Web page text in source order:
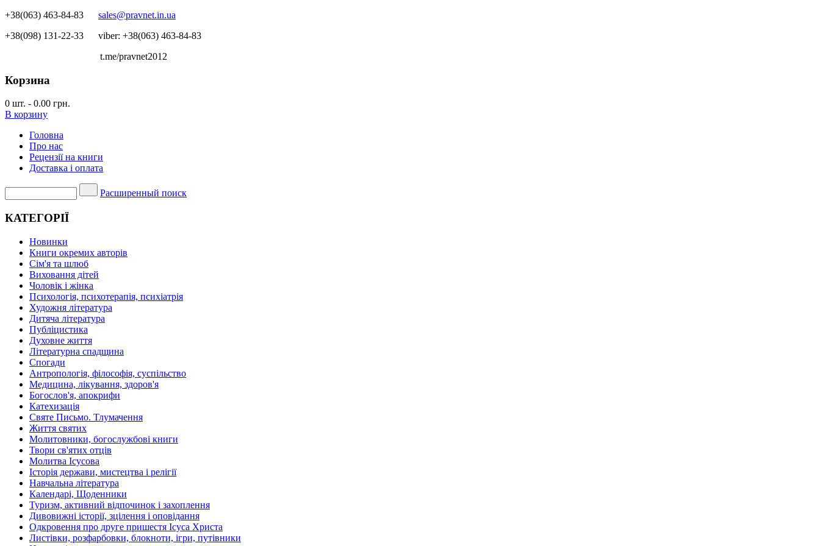
+38(063) 463-84-83 sales@pravnet.in.ua
+38(098) 131-22-33 viber: +38(063) 463-84-83
t.me/pravnet2012
Корзина
0 шт. - 0.00 грн.
В корзину
Головна
Про нас
Рецензії на книги
Доставка і оплата
Расширенный поиск
КАТЕГОРІЇ
Новинки
Книги окремих авторів
Сім'я та шлюб
Виховання дітей
Чоловік і жінка
Психологія, психотерапія, психіатрія
Художня література
Дитяча література
Публіцистика
Духовне життя
Літературна спадщина
Спогади
Антропологія, філософія, суспільство
Медицина, лікування, здоров'я
Богослов'я, апокрифи
Катехизація
Святе Письмо. Тлумачення
Життя святих
Молитовники, богослужбові книги
Твори св'ятих отців
Молитва Ісусова
Історія держави, мистецтва і релігії
Навчальна література
Календарі, Щоденники
Туризм, активний відпочинок і захоплення
Дивовижні історії, зцілення і оповідання
Одкровення про друге пришестя Ісуса Христа
Листівки, розфарбовки, блокноти, ігри, путівники